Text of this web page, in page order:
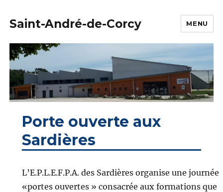
Saint-André-de-Corcy MENU
Porte ouverte aux
Sardières
L’E.P.L.E.F.P.A. des Sardières organise une journée
«portes ouvertes » consacrée aux formations que